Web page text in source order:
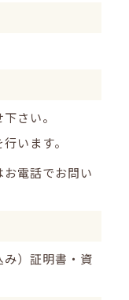
さい。
います。
電話でお問い
）証明書・資